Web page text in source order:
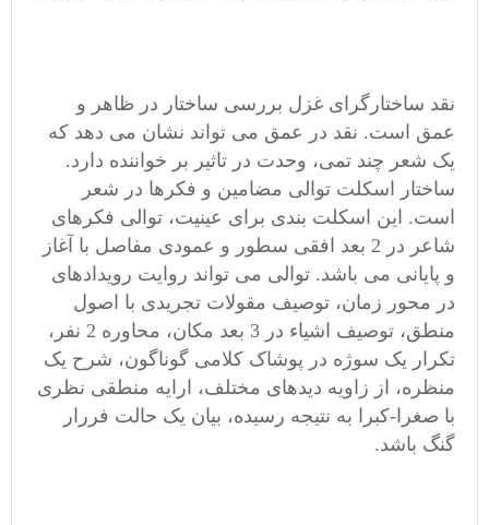
نقد ساختارگرای غزل بررسی ساختار در ظاهر و
عمق است. نقد در عمق می تواند نشان می دهد که
یک شعر چند تمی، وحدت در تاثیر بر خواننده دارد.
ساختار اسکلت توالی مضامین و فکرها در شعر
است. این اسکلت بندی برای عینیت، توالی فکرهای
شاعر در 2 بعد افقی سطور و عمودی مفاصل با آغاز
و پایانی می باشد. توالی می تواند روایت رویدادهای
در محور زمان، توصیف مقولات تجریدی با اصول
منطق، توصیف اشیاء در 3 بعد مکان، محاوره 2 نفر،
تکرار یک سوژه در پوشاک کلامی گوناگون، شرح یک
منظره، از زاویه دیدهای مختلف، ارایه منطقی نظری
با صغرا-کبرا به نتیجه رسیده، بیان یک حالت فررار
گنگ باشد.